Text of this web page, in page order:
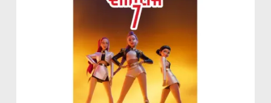
versión plural para que invites a un
Medida en Píxeles: 1920 px x 1080 px en
formato vertical apto para publicar en
estados y stories.